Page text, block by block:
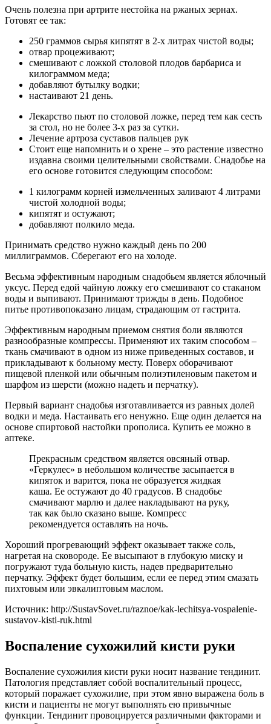
Очень полезна при артрите нестойка на ржаных зернах.
Готовят ее так:
250 граммов сырья кипятят в 2-х литрах чистой воды;
отвар процеживают;
смешивают с ложкой столовой плодов барбариса и
килограммом меда;
добавляют бутылку водки;
настаивают 21 день.
Лекарство пьют по столовой ложке, перед тем как сесть
за стол, но не более 3-х раз за сутки.
Лечение артроза суставов пальцев рук
Стоит еще напомнить и о хрене – это растение известно
издавна своими целительными свойствами. Снадобье на
его основе готовится следующим способом:
1 килограмм корней измельченных заливают 4 литрами
чистой холодной воды;
кипятят и остужают;
добавляют полкило меда.
Принимать средство нужно каждый день по 200
миллиграммов. Сберегают его на холоде.
Весьма эффективным народным снадобьем является яблочный
уксус. Перед едой чайную ложку его смешивают со стаканом
воды и выпивают. Принимают трижды в день. Подобное
питье противопоказано лицам, страдающим от гастрита.
Эффективным народным приемом снятия боли являются
разнообразные компрессы. Применяют их таким способом –
ткань смачивают в одном из ниже приведенных составов, и
прикладывают к больному месту. Поверх оборачивают
пищевой пленкой или обычным полиэтиленовым пакетом и
шарфом из шерсти (можно надеть и перчатку).
Первый вариант снадобья изготавливается из равных долей
водки и меда. Настаивать его ненужно. Еще один делается на
основе спиртовой настойки прополиса. Купить ее можно в
аптеке.
Прекрасным средством является овсяный отвар.
«Геркулес» в небольшом количестве засыпается в
кипяток и варится, пока не образуется жидкая
каша. Ее остужают до 40 градусов. В снадобье
смачивают марлю и далее накладывают на руку,
так как было сказано выше. Компресс
рекомендуется оставлять на ночь.
Хороший прогревающий эффект оказывает также соль,
нагретая на сковороде. Ее высыпают в глубокую миску и
погружают туда больную кисть, надев предварительно
перчатку. Эффект будет большим, если ее перед этим смазать
пихтовым или эвкалиптовым маслом.
Источник: http://SustavSovet.ru/raznoe/kak-lechitsya-vospalenie-
sustavov-kisti-ruk.html
Воспаление сухожилий кисти руки
Воспаление сухожилия кисти руки носит название тендинит.
Патология представляет собой воспалительный процесс,
который поражает сухожилие, при этом явно выражена боль в
кисти и пациенты не могут выполнять ею привычные
функции. Тендинит провоцируется различными факторами и